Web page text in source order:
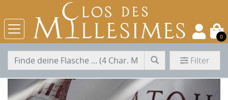
0
Filter